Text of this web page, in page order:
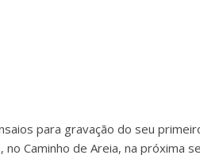
para gravação do seu
, no Caminho de Areia, na próxima